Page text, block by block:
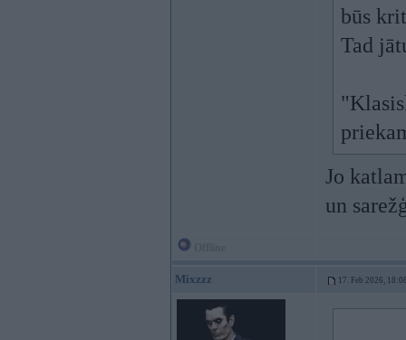
būs
Tad
Jo
un
Mixzzz 17. Feb 2026,